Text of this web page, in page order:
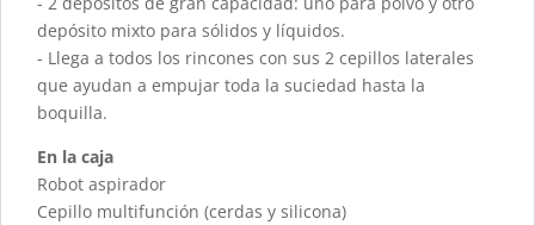
depósito mixto para sólidos y líquidos.
- Llega a todos los rincones con sus 2 cepillos laterales
que ayudan a empujar toda la suciedad hasta la
boquilla.
En la caja
Robot aspirador
Cepillo multifunción (cerdas y silicona)